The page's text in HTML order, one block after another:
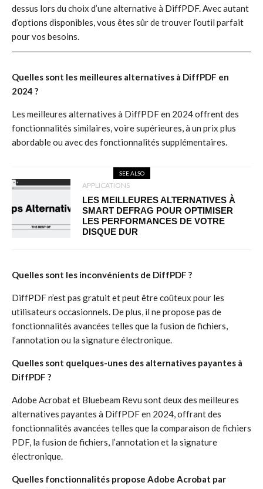
dessus lors du choix d’une alternative à DiffPDF. Avec autant
d’options disponibles, vous êtes sûr de trouver l’outil parfait
pour vos besoins.
Quelles sont les meilleures alternatives à DiffPDF en
2024 ?
Les meilleures alternatives à DiffPDF en 2024 offrent des
fonctionnalités similaires, voire supérieures, à un prix plus
abordable ou avec des fonctionnalités supplémentaires.
SEE ALSO
APPLICATIONS
LES MEILLEURES ALTERNATIVES À
SMART DEFRAG POUR OPTIMISER
LES PERFORMANCES DE VOTRE
DISQUE DUR
Quelles sont les inconvénients de DiffPDF ?
DiffPDF n’est pas gratuit et peut être coûteux pour les
utilisateurs occasionnels. De plus, il ne propose pas de
fonctionnalités avancées telles que la fusion de fichiers,
l’annotation ou la signature électronique.
Quelles sont quelques-unes des alternatives payantes à
DiffPDF ?
Adobe Acrobat et Bluebeam Revu sont deux des meilleures
alternatives payantes à DiffPDF en 2024, offrant des
fonctionnalités avancées telles que la comparaison de fichiers
PDF, la fusion de fichiers, l’annotation et la signature
électronique.
Quelles fonctionnalités propose Adobe Acrobat par